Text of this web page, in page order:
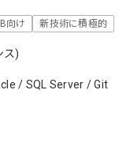
向け 新技術に積極的
ス)
/ SQL Server / Git